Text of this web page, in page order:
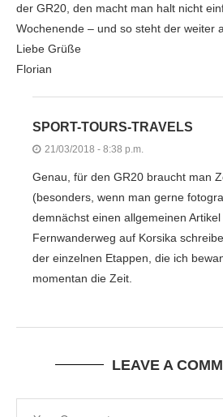
der GR20, den macht man halt nicht
Wochenende – und so steht der weiter
Liebe Grüße
Florian
SPORT-TOURS-TRAVELS
21/03/2018 - 8:38 p.m.
Genau, für den GR20 braucht man
(besonders, wenn man gerne
demnächst einen allgemeinen
Fernwanderweg auf Korsika
der einzelnen Etappen, die ich
momentan die Zeit.
LEAVE A